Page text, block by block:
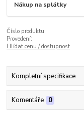
Nákup na splátky
Číslo produktu:
Provedení:
Hlídat cenu / dostupnost
Kompletní specifikace
Komentáře 0